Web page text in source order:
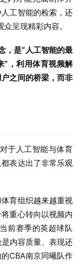
众呈现精彩内容。
是“人工智能的最
”，利用体育视频解
之间的桥梁，而非
表达出了非常乐观
育组织越来越重视
重心转向以视频内
前赛季的英超球队
内容质量、表现还
CBA南京同曦队作
体的运营，专注于